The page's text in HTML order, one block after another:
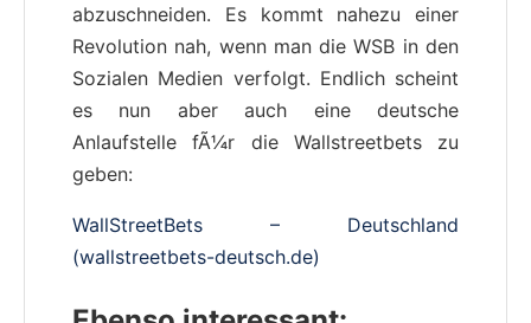
abzuschneiden. Es kommt nahezu einer
Revolution nah, wenn man die WSB in den
Sozialen Medien verfolgt. Endlich scheint
es nun aber auch eine deutsche
Anlaufstelle fÃ¼r die Wallstreetbets zu
geben:
WallStreetBets – Deutschland
(wallstreetbets-deutsch.de)